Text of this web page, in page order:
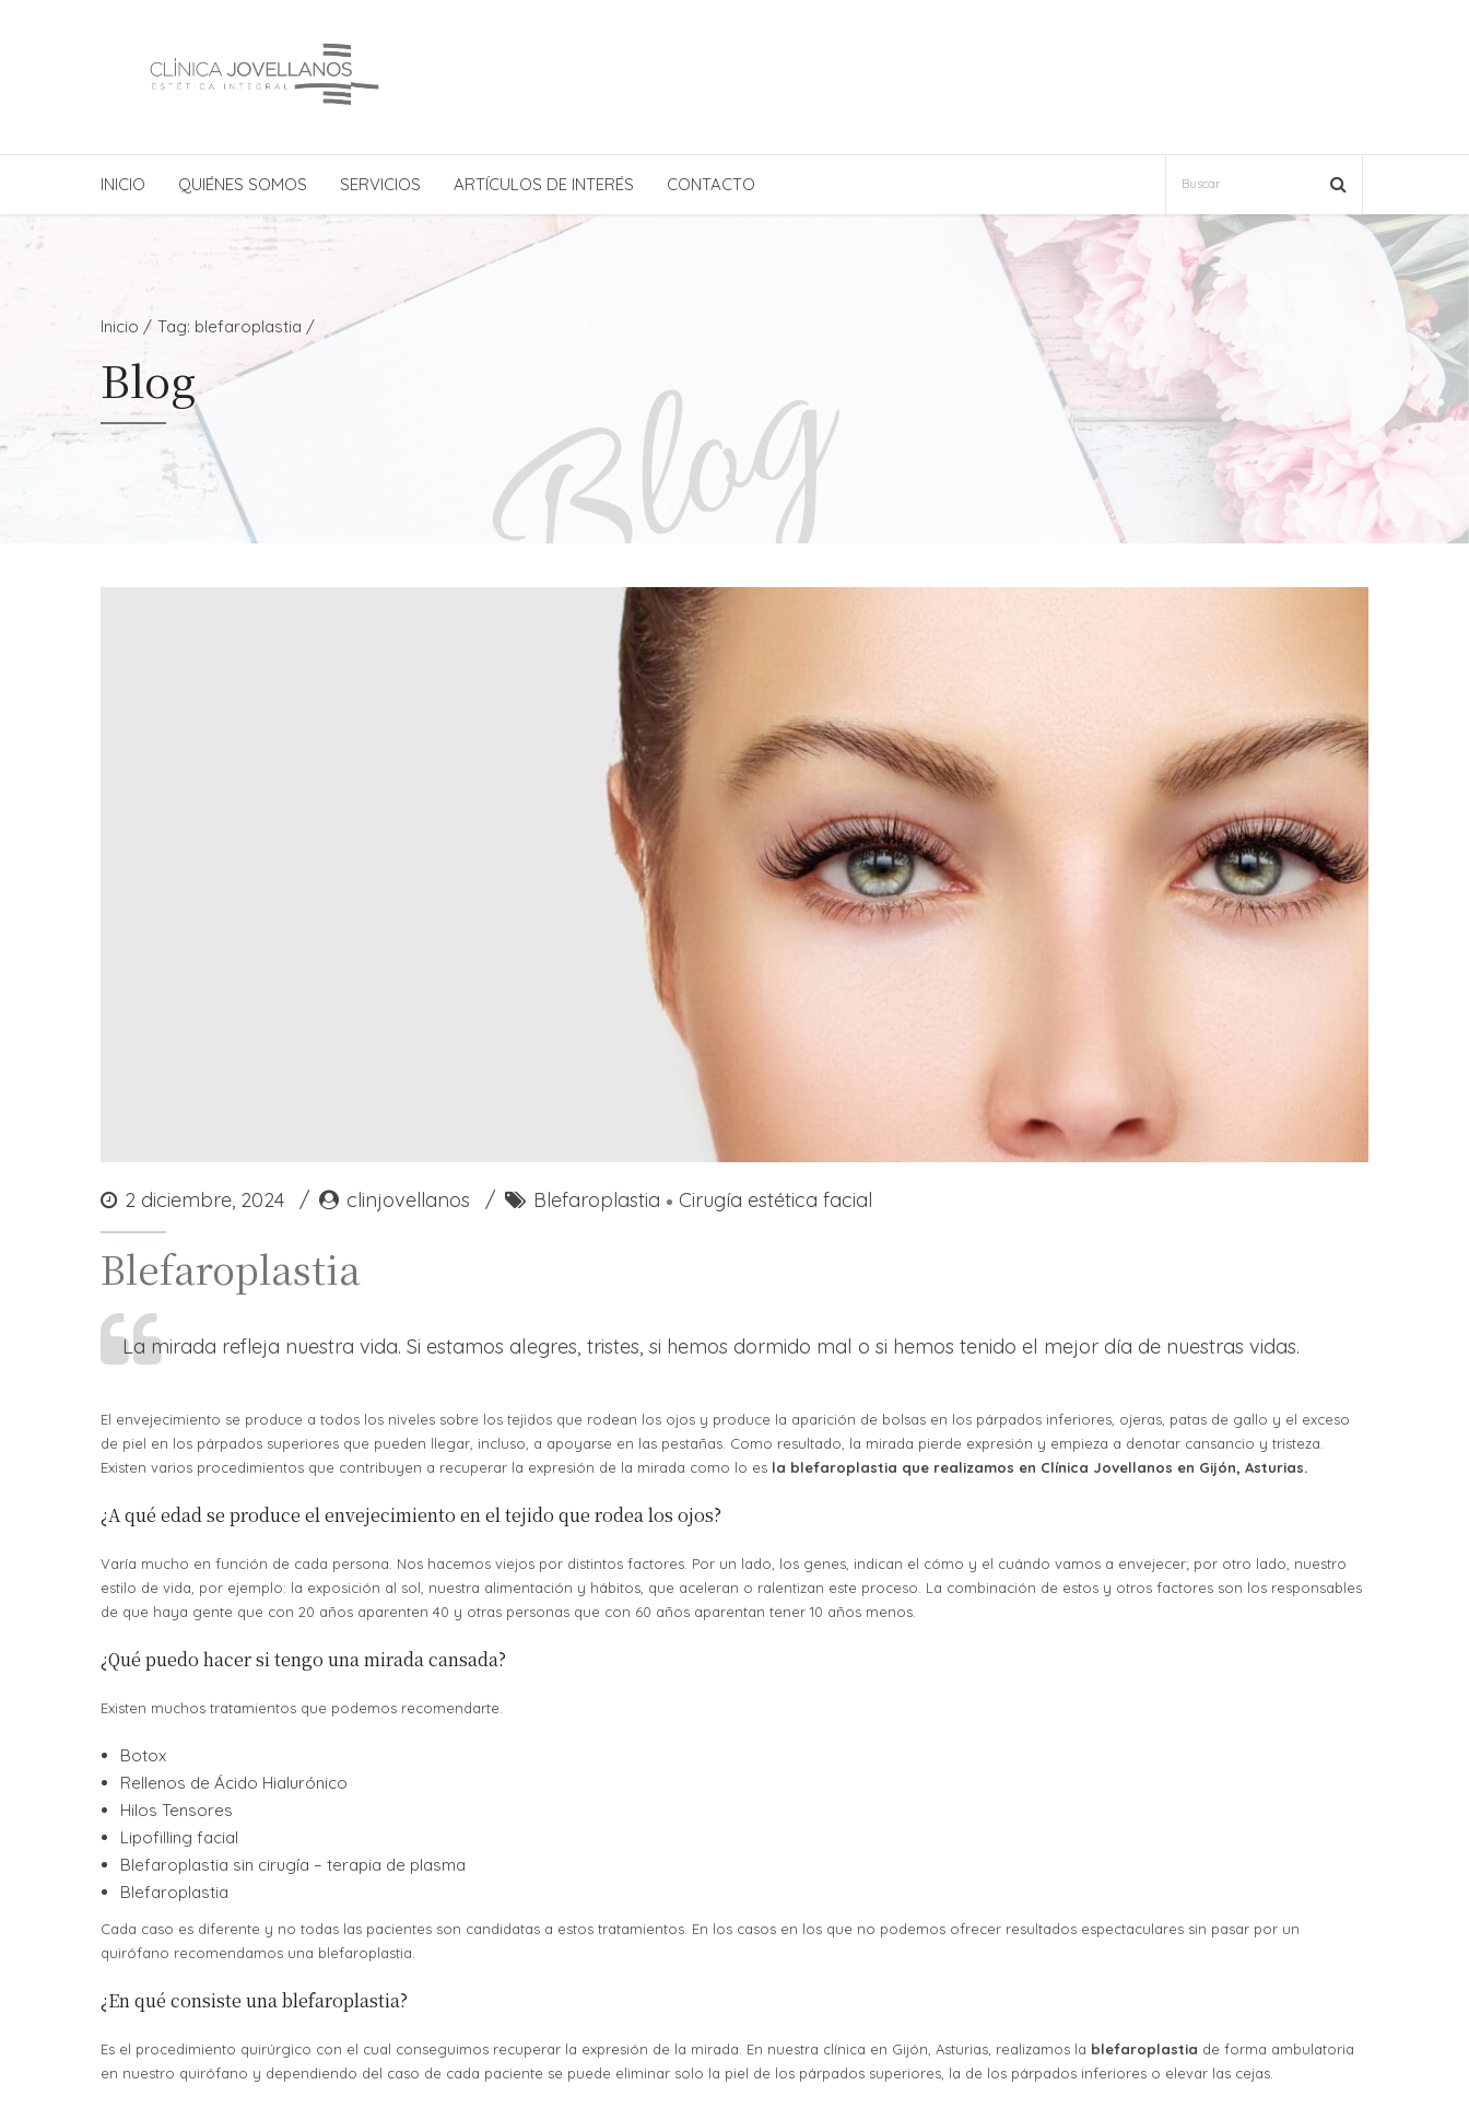
INICIO QUIÉNES SOMOS SERVICIOS ARTÍCULOS DE INTERÉS CONTACTO
Inicio Tag: blefaroplastia /
Blog
2 diciembre, 2024 clinjovellanos Blefaroplastia Cirugía estética facial
Blefaroplastia
La mirada refleja nuestra vida. Si estamos alegres, tristes, si hemos dormido mal o si hemos tenido el mejor día de nuestras vidas.
El envejecimiento se produce a todos los niveles sobre los tejidos que rodean los ojos y produce la aparición de bolsas en los párpados inferiores, ojeras, patas de gallo y el exceso
de piel en los párpados superiores que pueden llegar, incluso, a apoyarse en las pestañas. Como resultado, la mirada pierde expresión y empieza a denotar cansancio y tristeza.
Existen varios procedimientos que contribuyen a recuperar la expresión de la mirada como lo es la blefaroplastia que realizamos en Clínica Jovellanos en Gijón, Asturias.
¿A qué edad se produce el envejecimiento en el tejido que rodea los ojos?
Varía mucho en función de cada persona. Nos hacemos viejos por distintos factores. Por un lado, los genes, indican el cómo y el cuándo vamos a envejecer; por otro lado, nuestro
estilo de vida, por ejemplo: la exposición al sol, nuestra alimentación y hábitos, que aceleran o ralentizan este proceso. La combinación de estos y otros factores son los responsables
de que haya gente que con 20 años aparenten 40 y otras personas que con 60 años aparentan tener 10 años menos.
¿Qué puedo hacer si tengo una mirada cansada?
Existen muchos tratamientos que podemos recomendarte.
Botox
Rellenos de Ácido Hialurónico
Hilos Tensores
Lipofilling facial
Blefaroplastia sin cirugía – terapia de plasma
Blefaroplastia
Cada caso es diferente y no todas las pacientes son candidatas a estos tratamientos. En los casos en los que no podemos ofrecer resultados espectaculares sin pasar por un
quirófano recomendamos una blefaroplastia.
¿En qué consiste una blefaroplastia?
Es el procedimiento quirúrgico con el cual conseguimos recuperar la expresión de la mirada. En nuestra clínica en Gijón, Asturias, realizamos la blefaroplastia de forma ambulatoria
en nuestro quirófano y dependiendo del caso de cada paciente se puede eliminar solo la piel de los párpados superiores, la de los párpados inferiores o elevar las cejas.